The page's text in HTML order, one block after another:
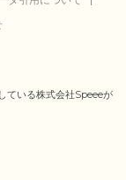
ている株式会社Speeeが